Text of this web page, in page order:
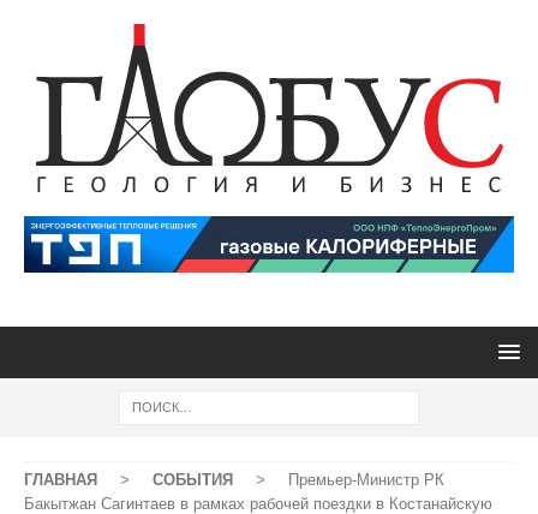
ГЛАВНАЯ > СОБЫТИЯ >
Премьер-Министр РК
Бакытжан Сагинтаев в рамках рабочей поездки в Костанайскую